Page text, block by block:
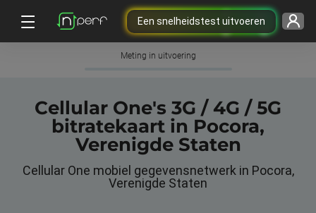
Een snelheidstest uitvoeren
Meting in uitvoering
Cellular One's 3G / 4G / 5G
bitratekaart in Pocora,
Verenigde Staten
Cellular One mobiel gegevensnetwerk in Pocora,
Verenigde Staten